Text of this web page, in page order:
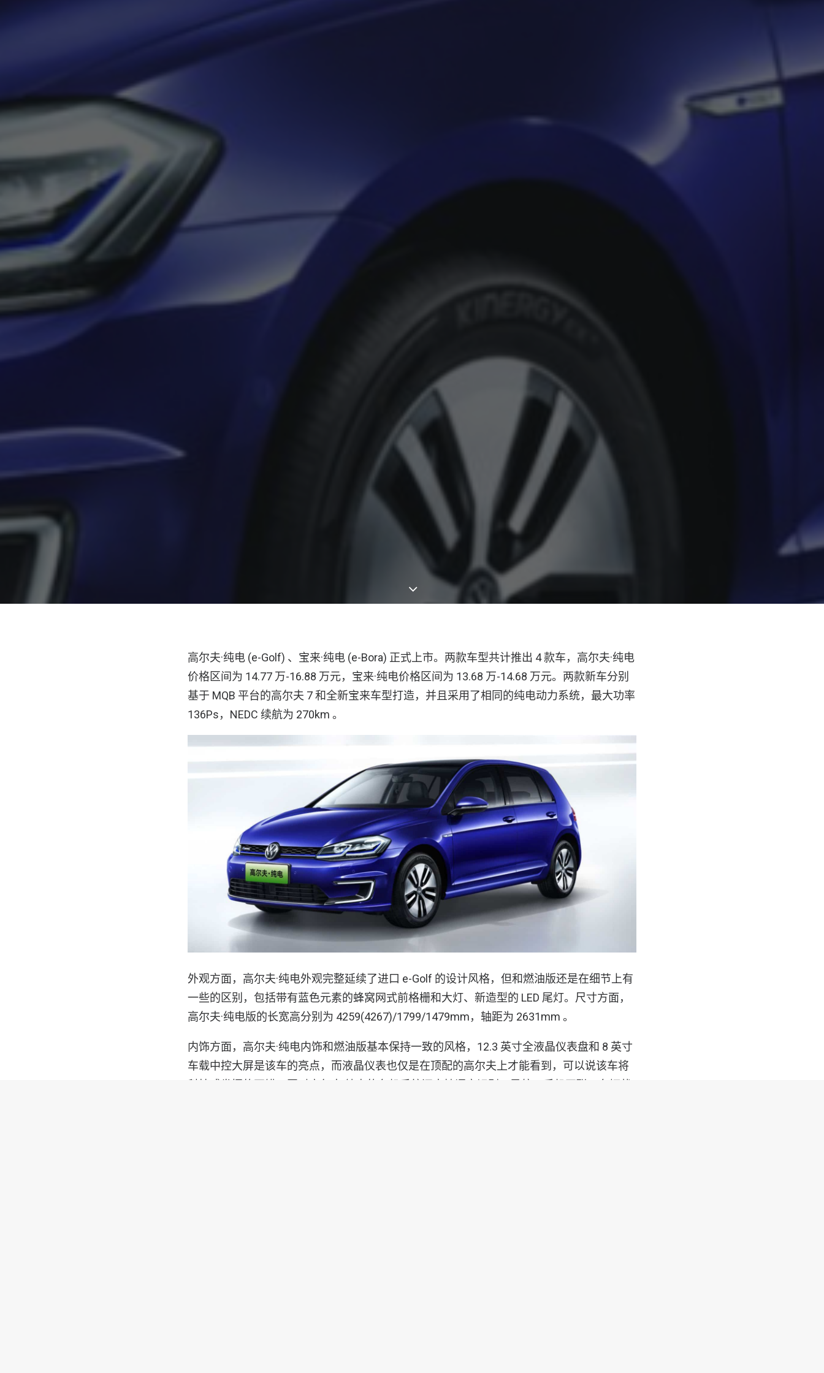
高尔夫·纯电 (e-Golf) 、宝来·纯电 (e-Bora) 正式上市。两款车型共计推出 4 款车，高尔夫·纯电
价格区间为 14.77 万-16.88 万元，宝来·纯电价格区间为 13.68 万-14.68 万元。两款新车分别
基于 MQB 平台的高尔夫 7 和全新宝来车型打造，并且采用了相同的纯电动力系统，最大功率
136Ps，NEDC 续航为 270km 。
外观方面，高尔夫·纯电外观完整延续了进口 e-Golf 的设计风格，但和燃油版还是在细节上有
一些的区别，包括带有蓝色元素的蜂窝网式前格栅和大灯、新造型的 LED 尾灯。尺寸方面，
高尔夫·纯电版的长宽高分别为 4259(4267)/1799/1479mm，轴距为 2631mm 。
内饰方面，高尔夫·纯电内饰和燃油版基本保持一致的风格，12.3 英寸全液晶仪表盘和 8 英寸
车载中控大屏是该车的亮点，而液晶仪表也仅是在顶配的高尔夫上才能看到，可以说该车将
科技感发挥的不错。同时高尔夫·纯电的车机系统还支持语音识别、导航、手机互联、车辆状